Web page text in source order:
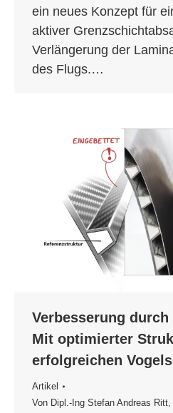
ein neues Konzept für
aktiver
Verlängerung der
des Flugs.…
Verbesserung
Mit optimierter
erfolgreichen
Artikel
Von Dipl.-Ing Stefan Andreas Ritt,